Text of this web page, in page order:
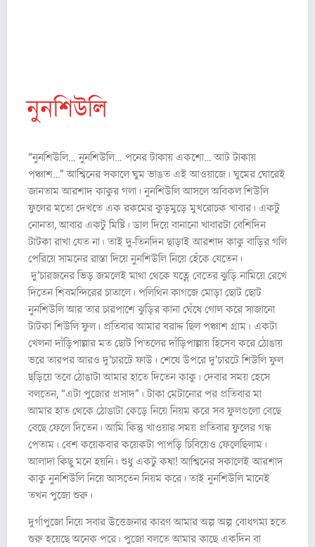
নুনশিউলি
“নুনশিউলি… নুনশিউলি… পনের টাকায় একশো… আট টাকায়
পঞ্চাশ…” আশ্বিনের সকালে ঘুম ভাঙত এই আওয়াজে। ঘুমের ঘোরেই
জানতাম আরশাদ কাকুর গলা। নুনশিউলি আসলে অবিকল শিউলি
ফুলের মতো দেখতে এক রকমের কুড়মুড়ে মুখরোচক খাবার। একটু
নোনতা, আবার একটু মিষ্টি। ডাল দিয়ে বানানো খাবারটা বেশিদিন
টাটকা রাখা যেত না। তাই দু-তিনদিন ছাড়াই আরশাদ কাকু বাড়ির গলি
পেরিয়ে সামনের রাস্তা দিয়ে নুনশিউলি নিয়ে হেঁকে যেতেন।
দু’চারজনের ভিড় জমলেই মাথা থেকে যত্নে বেতের ঝুড়ি নামিয়ে রেখে
দিতেন শিবমন্দিরের চাতালে। পলিথিন কাগজে মোড়া ছোট ছোট
নুনশিউলি আর তার চারপাশে ঝুড়ির কানা ঘেঁষে গোল করে সাজানো
টাটকা শিউলি ফুল। প্রতিবার আমার বরাদ্দ ছিল পঞ্চাশ গ্রাম। একটা
খেলনা দাঁড়িপাল্লার মত ছোট পিতলের দাঁড়িপাল্লায় হিসেব করে ঠোঙায়
ভরে তারপর আরও দু’চারটে ফাউ। শেষে উপরে দু’চারটে শিউলি ফুল
ছড়িয়ে তবে ঠোঙাটা আমার হাতে দিতেন কাকু। দেবার সময় হেসে
বলতেন, “এটা পুজোর প্রসাদ”। টাকা মেটানোর পর প্রতিবার মা
আমার হাত থেকে ঠোঙাটা কেড়ে নিয়ে নিয়ম করে সব ফুলগুলো বেছে
বেছে ফেলে দিতেন। আমি কিন্তু খাওয়ার সময় প্রতিবার ফুলের গন্ধ
পেতাম। বেশ কয়েকবার কয়েকটা পাপড়ি চিবিয়েও ফেলেছিলাম।
আলাদা কিছু মনে হয়নি। শুধু একটু কষা! আশ্বিনের সকালেই আরশাদ
কাকু নুনশিউলি নিয়ে আসতেন নিয়ম করে। তাই নুনশিউলি মানেই
তখন পুজো শুরু।
দুর্গাপুজো নিয়ে সবার উত্তেজনার কারণ আমার অল্প অল্প বোধগম্য হতে
শুরু হয়েছে অনেক পরে। পুজো বলতে আমার কাছে একদিন বা